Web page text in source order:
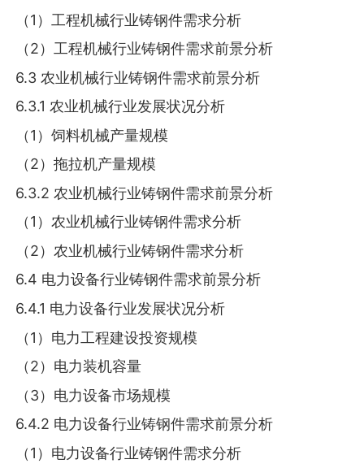
（1）工程机械行业铸钢件需求分析
（2）工程机械行业铸钢件需求前景分析
6.3 农业机械行业铸钢件需求前景分析
6.3.1 农业机械行业发展状况分析
（1）饲料机械产量规模
（2）拖拉机产量规模
6.3.2 农业机械行业铸钢件需求前景分析
（1）农业机械行业铸钢件需求分析
（2）农业机械行业铸钢件需求分析
6.4 电力设备行业铸钢件需求前景分析
6.4.1 电力设备行业发展状况分析
（1）电力工程建设投资规模
（2）电力装机容量
（3）电力设备市场规模
6.4.2 电力设备行业铸钢件需求前景分析
（1）电力设备行业铸钢件需求分析